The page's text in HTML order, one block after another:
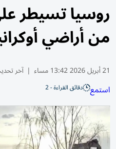
من أراضي
21 أبريل 2026 13:42 مساء | آخر
استمع دقائق القراءة - 2